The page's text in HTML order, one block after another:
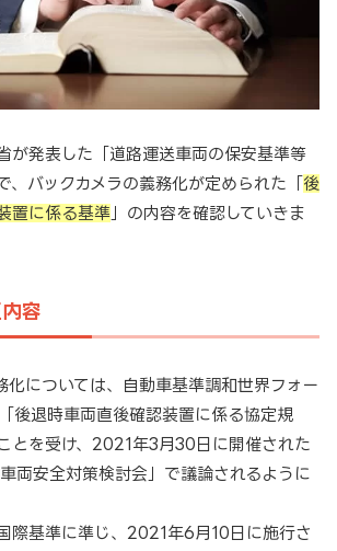
が発表した「道路運送車両の保安基準等
、バックカメラの義務化が定められた「 後
置に係る基準 」の内容を確認していきま
容
化については、自動車基準調和世界フォー
後退時車両直後確認装置に係る協定規
とを受け、2021年3月30日に開催された
両安全対策検討会」で議論されるように
際基準に準じ、2021年6月10日に施行さ